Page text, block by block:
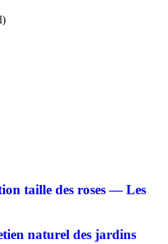
taille des roses — Les
naturel des jardins